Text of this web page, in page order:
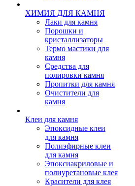
ХИМИЯ ДЛЯ КАМНЯ
Лаки для камня
Порошки и
кристаллизаторы
Термо мастики для
камня
Средства для
полировки камня
Пропитки для камня
Очистители для
камня
Клеи для камня
Эпоксидные клеи
для камня
Полиэфирные клеи
для камня
Эпоксиакриловые и
полиуретановые клея
Красители для клея